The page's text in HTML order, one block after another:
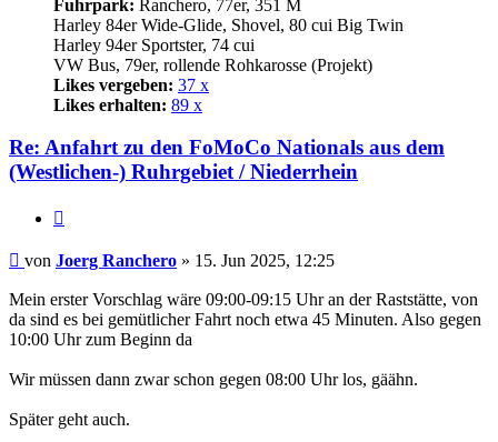
Fuhrpark: Ranchero, 77er, 351 M
Harley 84er Wide-Glide, Shovel, 80 cui Big Twin
Harley 94er Sportster, 74 cui
VW Bus, 79er, rollende Rohkarosse (Projekt)
Likes vergeben: 37 x
Likes erhalten: 89 x
Re: Anfahrt zu den FoMoCo Nationals aus dem
(Westlichen-) Ruhrgebiet / Niederrhein
Beitrag
von Joerg Ranchero » 15. Jun 2025, 12:25
Mein erster Vorschlag wäre 09:00-09:15 Uhr an der Raststätte, von
da sind es bei gemütlicher Fahrt noch etwa 45 Minuten. Also gegen
10:00 Uhr zum Beginn da
Wir müssen dann zwar schon gegen 08:00 Uhr los, gäähn.
Später geht auch.